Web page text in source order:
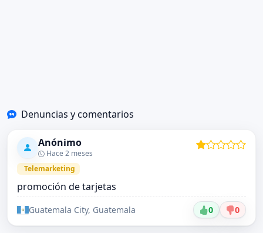
Denuncias y comentarios
Anónimo
Hace 2 meses
Telemarketing
promoción de tarjetas
Guatemala City, Guatemala 0 0